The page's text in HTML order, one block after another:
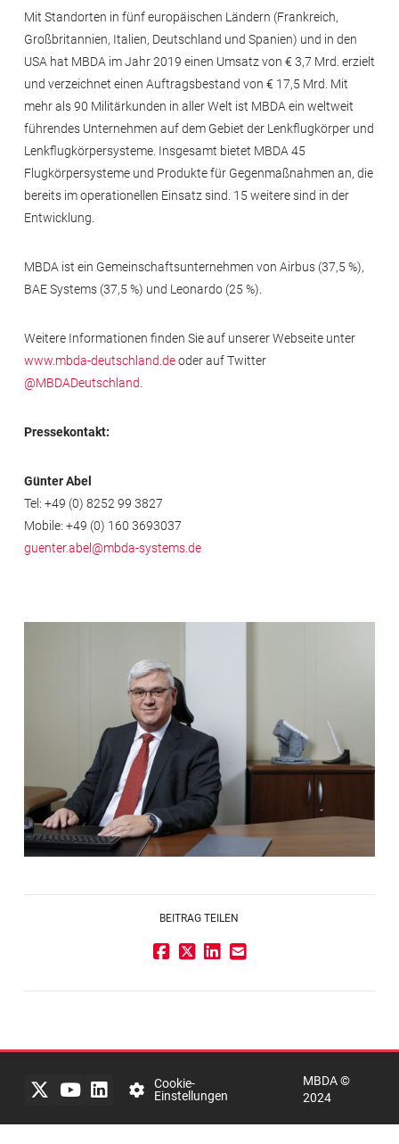
Mit Standorten in fünf europäischen Ländern (Frankreich,
Großbritannien, Italien, Deutschland und Spanien) und in den
USA hat MBDA im Jahr 2019 einen Umsatz von € 3,7 Mrd. erzielt
und verzeichnet einen Auftragsbestand von € 17,5 Mrd. Mit
mehr als 90 Militärkunden in aller Welt ist MBDA ein weltweit
führendes Unternehmen auf dem Gebiet der Lenkflugkörper und
Lenkflugkörpersysteme. Insgesamt bietet MBDA 45
Flugkörpersysteme und Produkte für Gegenmaßnahmen an, die
bereits im operationellen Einsatz sind. 15 weitere sind in der
Entwicklung.
MBDA ist ein Gemeinschaftsunternehmen von Airbus (37,5 %),
BAE Systems (37,5 %) und Leonardo (25 %).
Weitere Informationen finden Sie auf unserer Webseite unter
www.mbda-deutschland.deoder auf Twitter
@MBDADeutschland.
Pressekontakt:
Günter Abel
Tel: +49 (0) 8252 99 3827
Mobile: +49 (0) 160 3693037
guenter.abel@mbda-systems.de
BEITRAG TEILEN
Datenschutzerklärung
mbda-
Cookie-
Einstellungen
MBDA ©
2024